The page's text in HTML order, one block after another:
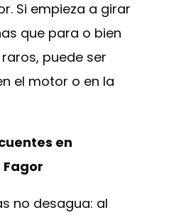
Si empieza a girar
que para o bien
puede ser
el motor o en la
en
no desagua: al